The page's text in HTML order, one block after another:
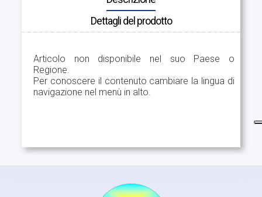
Dettagli del prodotto
Articolo non disponibile nel suo Paese o
Regione.
Per conoscere il contenuto cambiare la lingua di
navigazione nel menù in alto.